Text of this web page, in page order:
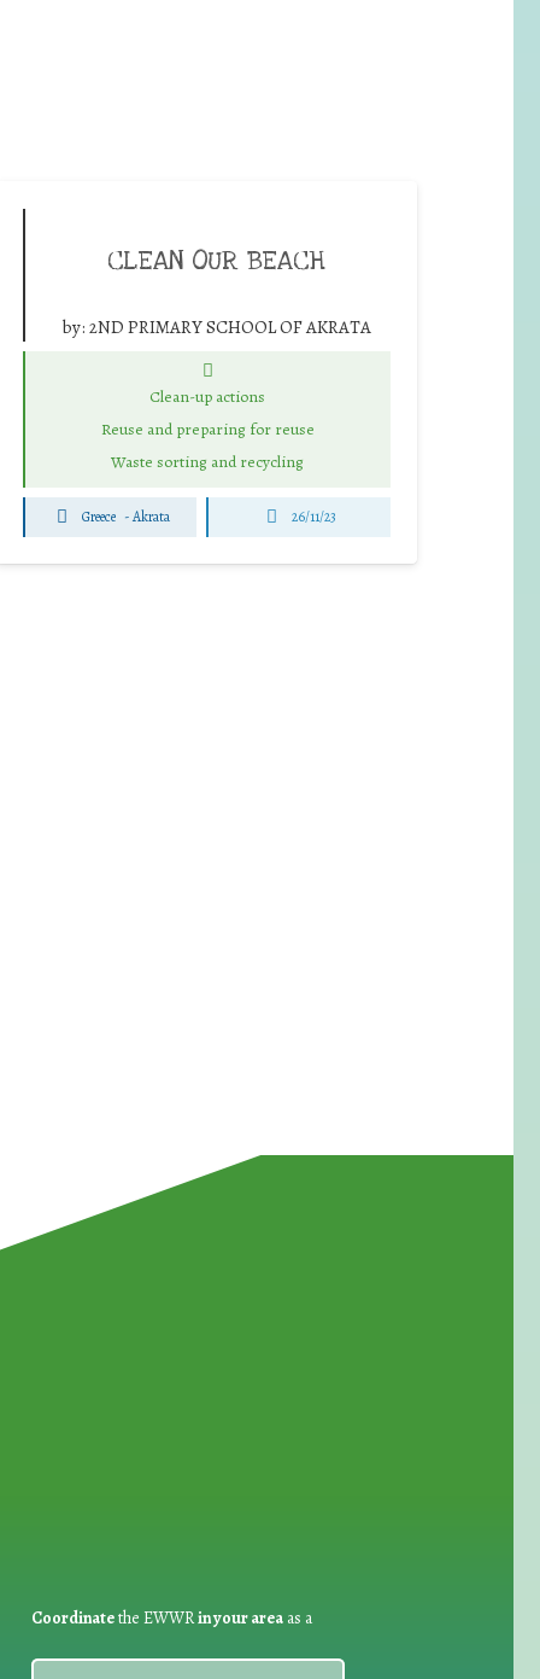
CLEAN OUR BEACH
by: 2ND PRIMARY SCHOOL OF AKRATA
Clean-up actions
Reuse and preparing for reuse
Waste sorting and recycling
Greece -Akrata 26/11/23
Coordinatethe EWWRin your areaas a